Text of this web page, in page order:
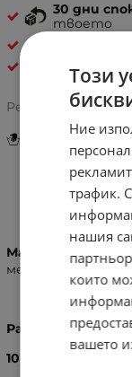
Инструкции
30 дни
твоето
ДАМСКИ
Coveri Collection
Рейтинг:
Материал:Висок
меки на допир.
Размери:
10
Този
Ние
трафик.
нашия
които
вашето